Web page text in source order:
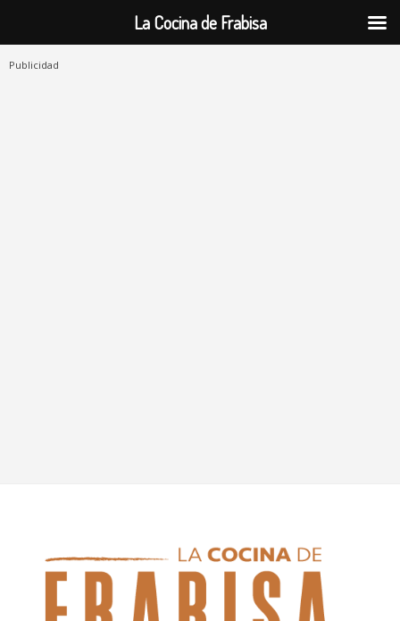
Publicidad
La Cocina de Frabisa